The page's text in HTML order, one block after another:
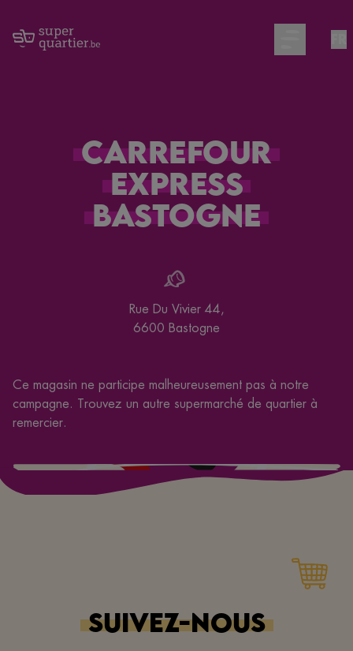
Open main
Carrefour
Express
Bastogne
Rue Du Vivier 44,
6600 Bastogne
Ce magasin ne participe malheureusement pas à notre
campagne. Trouvez un autre supermarché de quartier à
remercier.
SUIVEZ-NOUS